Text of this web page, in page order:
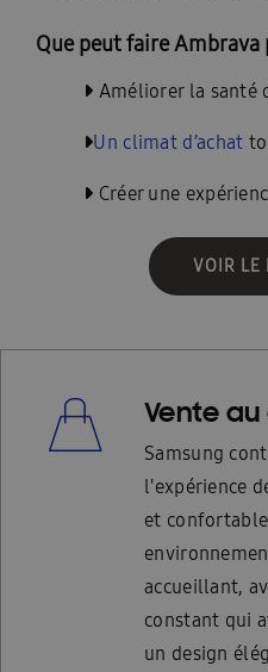
Que peut faire Ambrava
Améliorer la santé
Un climat d’achat
Créer une
VOIR LE
Vente
Samsung
l'expérience
et
accueillant,
constant qui
un design